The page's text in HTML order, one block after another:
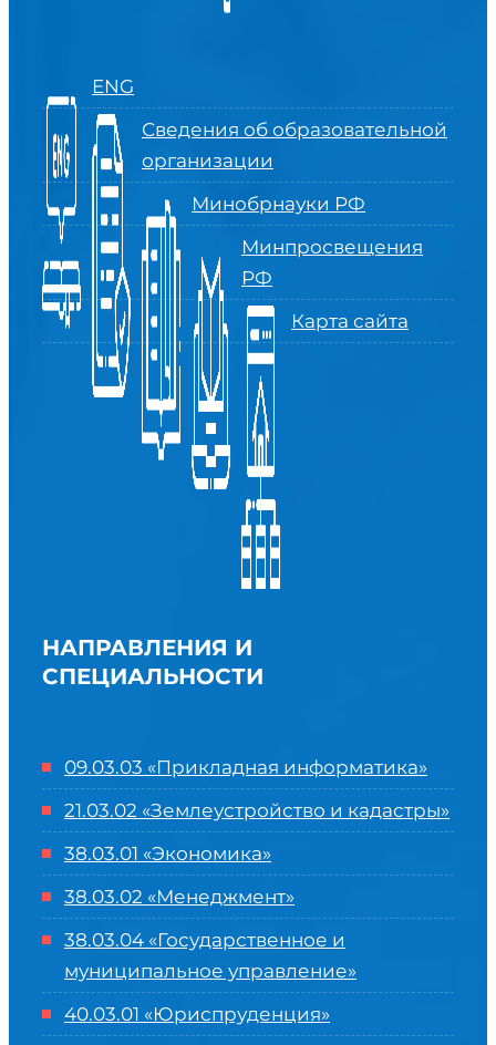
ENG
Сведения об образовательной
организации
Минобрнауки РФ
Минпросвещения
РФ
Карта сайта
НАПРАВЛЕНИЯ И
СПЕЦИАЛЬНОСТИ
09.03.03 «Прикладная информатика»
21.03.02 «Землеустройство и кадастры»
38.03.01 «Экономика»
38.03.02 «Менеджмент»
38.03.04 «Государственное и
муниципальное управление»
40.03.01 «Юриспруденция»